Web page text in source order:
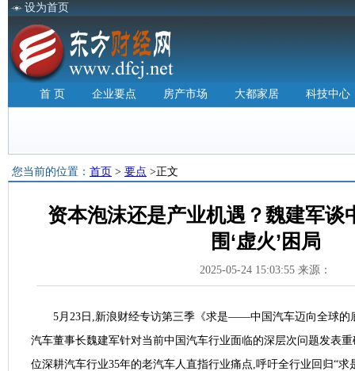
设为首页
首 页 企业要点 房产市场 大都家居 科技中心
您当前的位置： 首页 > 要点 >正文
资本泡沫还是产业机遇？魏建军谈
围‘虚火’困局
2025-05-24 15:03:55 来源：
5月23日,新浪财经专访第三季《求是——中国汽车迈向全球的
汽车董事长魏建军针对当前中国汽车行业面临的深层次问题发表
位深耕汽车行业35年的老汽车人直指行业痛点,呼吁全行业回归“求